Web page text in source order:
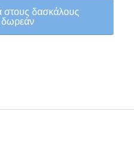
δασκάλους
δωρεάν